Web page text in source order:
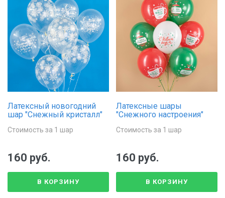
Латексный новогодний
шар "Снежный кристалл"
Стоимость за 1 шар
160 руб.
В КОРЗИНУ
Латексные шары
"Снежного настроения"
Стоимость за 1 шар
160 руб.
В КОРЗИНУ